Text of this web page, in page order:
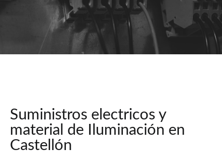
Suministros electricos y
material de Iluminación en
Castellón